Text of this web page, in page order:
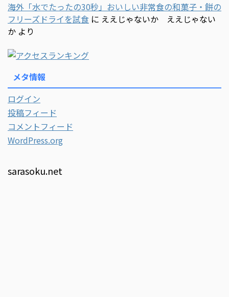
海外「水でたったの30秒」おいしい非常食の和菓子・餅の
フリーズドライを試食 に ええじゃないか ええじゃない
か より
メタ情報
ログイン
投稿フィード
コメントフィード
WordPress.org
sarasoku.net